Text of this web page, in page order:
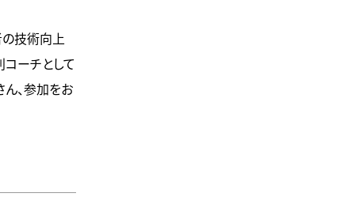
の技術向上
ーチとして
、参加をお